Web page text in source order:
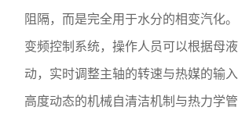
阻隔，而是完全用于水分的相变汽化
变频控制系统，操作人员可以根据母
动，实时调整主轴的转速与热媒的输
高度动态的机械自清洁机制与热力学